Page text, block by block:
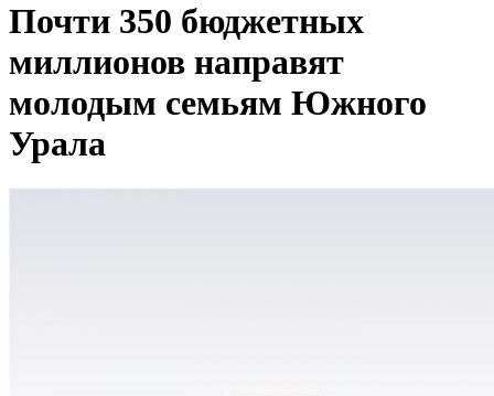
Почти 350 бюджетных
миллионов направят
молодым семьям Южного
Урала